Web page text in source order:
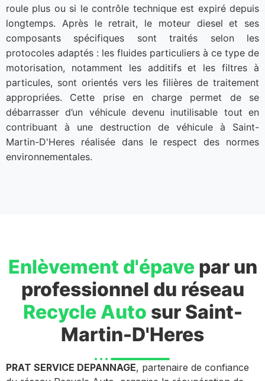
roule plus ou si le contrôle technique est expiré depuis
longtemps. Après le retrait, le moteur diesel et ses
composants spécifiques sont traités selon les
protocoles adaptés : les fluides particuliers à ce type de
motorisation, notamment les additifs et les filtres à
particules, sont orientés vers les filières de traitement
appropriées. Cette prise en charge permet de se
débarrasser d’un véhicule devenu inutilisable tout en
contribuant à une destruction de véhicule à Saint-
Martin-D'Heres réalisée dans le respect des normes
environnementales.
Enlèvement d'épavepar un
professionnel du réseau
Recycle Auto sur Saint-
Martin-D'Heres
PRAT SERVICE DEPANNAGE, partenaire de confiance